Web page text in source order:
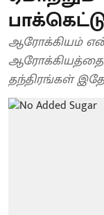
ஆரோக்கியம்
தந்திரங்கள்